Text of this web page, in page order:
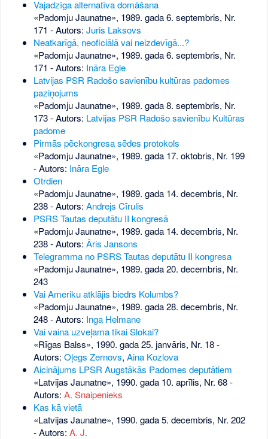
Vajadzīga alternatīva domāšana
«Padomju Jaunatne», 1989. gada 6. septembris, Nr.
171 - Autors: Juris Laksovs
Neatkarīgā, neoficiālā vai neizdevīgā...?
«Padomju Jaunatne», 1989. gada 6. septembris, Nr.
171 - Autors: Ināra Egle
Latvijas PSR Radošo savienību kultūras padomes
paziņojums
«Padomju Jaunatne», 1989. gada 8. septembris, Nr.
173- Autors: Latvijas PSR Radošo savienību Kultūras
padome
Pirmās pēckongresa sēdes protokols
«Padomju Jaunatne», 1989. gada 17. oktobris, Nr. 199
- Autors: Ināra Egle
Otrdien
«Padomju Jaunatne», 1989. gada 14. decembris, Nr.
238- Autors: Andrejs Cīrulis
PSRS Tautas deputātu II kongresā
«Padomju Jaunatne», 1989. gada 14. decembris, Nr.
238- Autors: Āris Jansons
Telegramma no PSRS Tautas deputātu II kongresa
«Padomju Jaunatne», 1989. gada 20. decembris, Nr.
243
Vai Ameriku atklājis biedrs Kolumbs?
«Padomju Jaunatne», 1989. gada 28. decembris, Nr.
248- Autors: Inga Helmane
Vai vaina uzveļama tikai Slokai?
«Rīgas Balss», 1990. gada 25. janvāris, Nr. 18-
Autors: Oļegs Zernovs, Aina Kozlova
Aicinājums LPSR Augstākās Padomes deputātiem
«Latvijas Jaunatne», 1990. gada 10. aprīlis, Nr. 68-
Autors: A. Snaipenieks
Kas kā vietā
«Latvijas Jaunatne», 1990. gada 5. decembris, Nr. 202
- Autors: A. J.